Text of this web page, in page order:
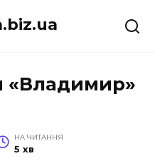
«Владимир»
НА ЧИТАННЯ
5 хв